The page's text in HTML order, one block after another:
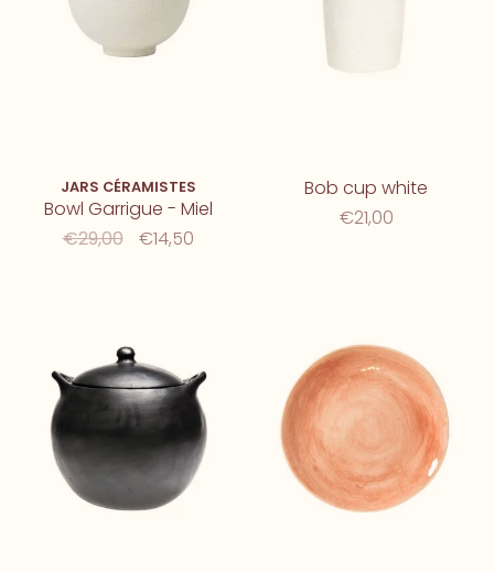
JARS CÉRAMISTES
Bowl Garrigue - Miel
€29,00
€14,50
Bob cup white
€21,00